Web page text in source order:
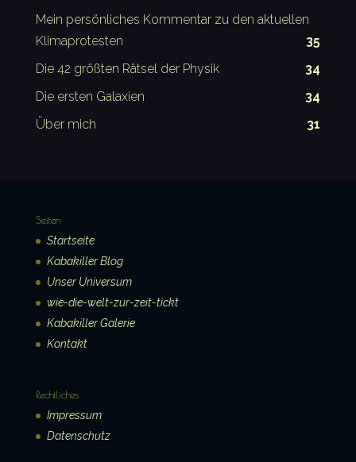
Mein persönliches Kommentar zu den aktuellen
Klimaprotesten
35
Die 42 größten Rätsel der Physik
34
Die ersten Galaxien
34
Über mich
31
Seiten
Startseite
Kabakiller Blog
Unser Universum
wie-die-welt-zur-zeit-tickt
Kabakiller Galerie
Kontakt
Rechtliches
Impressum
Datenschutz